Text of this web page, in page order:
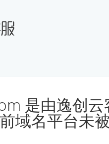
是由逸创
域名平台未